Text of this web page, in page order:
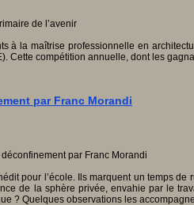
à la maîtrise professionnelle en
Cette compétition annuelle, dont les
par Franc Morandi
pour l’école. Ils marquent un temps
de la sphère privée, envahie par le
? Quelques observations les